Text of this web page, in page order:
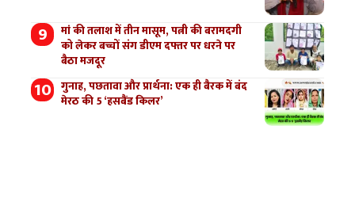
मां की तलाश में तीन मासूम, पत्नी की बरामदगी
को लेकर बच्चों संग डीएम दफ्तर पर धरने पर
बैठा मजदूर
गुनाह, पछतावा और प्रार्थना: एक ही बैरक में बंद
मेरठ की 5 ‘हसबैंड किलर’